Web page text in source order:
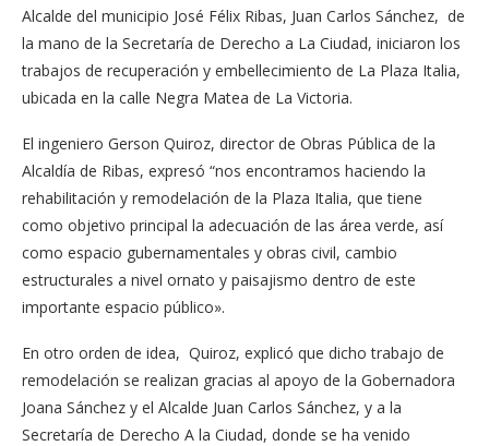
Alcalde del municipio José Félix Ribas, Juan Carlos Sánchez, de
la mano de la Secretaría de Derecho a La Ciudad, iniciaron los
trabajos de recuperación y embellecimiento de La Plaza Italia,
ubicada en la calle Negra Matea de La Victoria.
El ingeniero Gerson Quiroz, director de Obras Pública de la
Alcaldía de Ribas, expresó “nos encontramos haciendo la
rehabilitación y remodelación de la Plaza Italia, que tiene
como objetivo principal la adecuación de las área verde, así
como espacio gubernamentales y obras civil, cambio
estructurales a nivel ornato y paisajismo dentro de este
importante espacio público».
En otro orden de idea, Quiroz, explicó que dicho trabajo de
remodelación se realizan gracias al apoyo de la Gobernadora
Joana Sánchez y el Alcalde Juan Carlos Sánchez, y a la
Secretaría de Derecho A la Ciudad, donde se ha venido